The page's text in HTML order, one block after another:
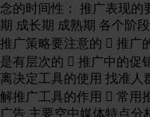
念的时间性： 推广表现的
期 成长期 成熟期 各个阶
推广策略要注意的  推
是有层次的  推广中的促
离决定工具的使用 找准人
解推广工具的作用  常用
广告 主要空中媒体特点分